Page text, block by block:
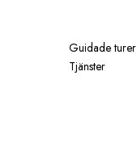
Guidade turer
Tjänster